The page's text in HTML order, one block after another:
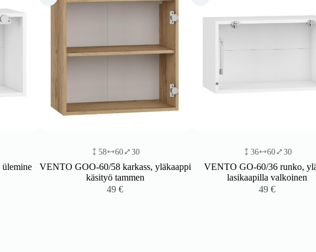
30
VENTO GOO-60/58 karkass, yläkaappi
käsityö tammen
30
VENTO GO-60/36 runko, yläosa
lasikaapilla valkoinen